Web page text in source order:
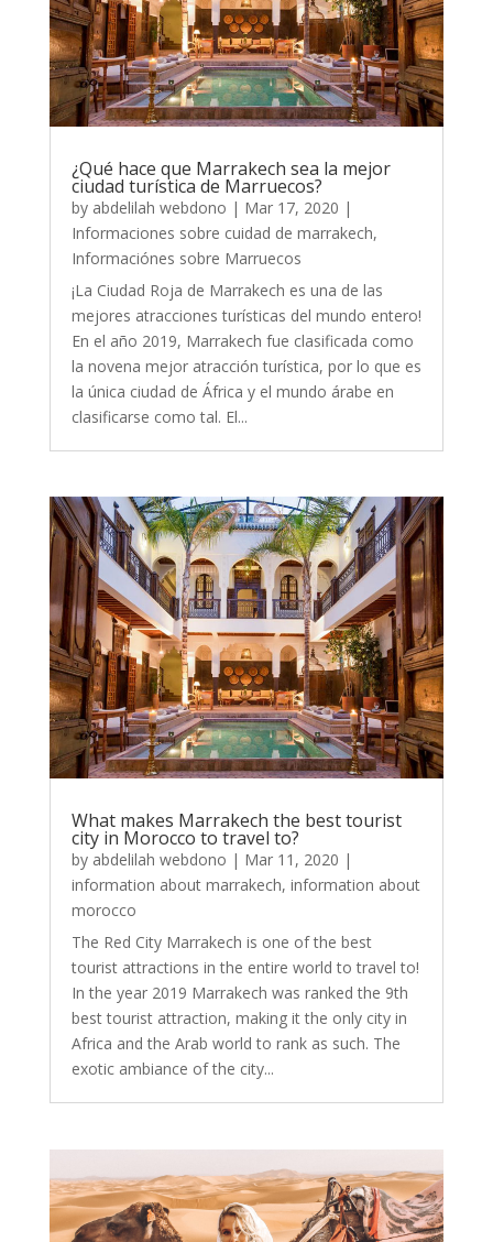
¿Qué hace que Marrakech sea la mejor
ciudad turística de Marruecos?
by abdelilah webdono | Mar 17, 2020 |
Informaciones sobre cuidad de marrakech,
Informaciónes sobre Marruecos
¡La Ciudad Roja de Marrakech es una de las
mejores atracciones turísticas del mundo entero!
En el año 2019, Marrakech fue clasificada como
la novena mejor atracción turística, por lo que es
la única ciudad de África y el mundo árabe en
clasificarse como tal. El...
What makes Marrakech the best tourist
city in Morocco to travel to?
by abdelilah webdono | Mar 11, 2020 |
information about marrakech, information about
morocco
The Red City Marrakech is one of the best
tourist attractions in the entire world to travel to!
In the year 2019 Marrakech was ranked the 9th
best tourist attraction, making it the only city in
Africa and the Arab world to rank as such. The
exotic ambiance of the city...